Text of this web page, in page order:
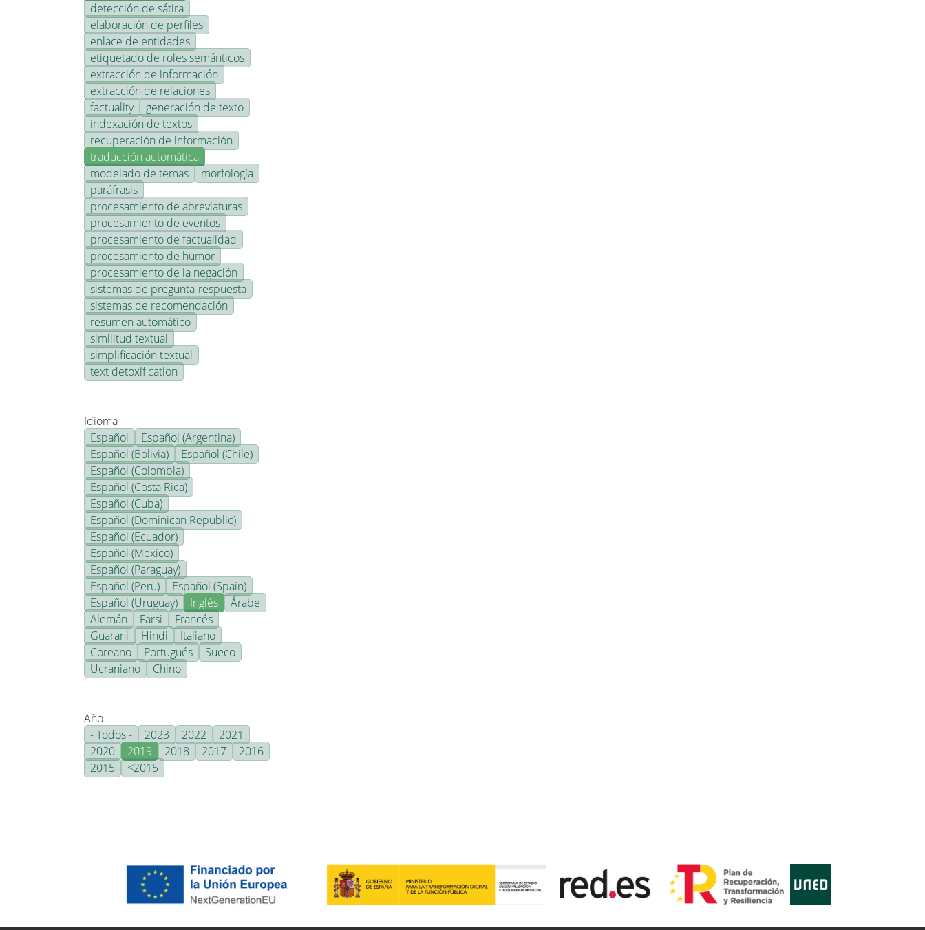
detección de sátira
elaboración de perfiles
enlace de entidades
etiquetado de roles semánticos
extracción de información
extracción de relaciones
factuality
generación de texto
indexación de textos
recuperación de información
traducción automática
modelado de temas
morfología
paráfrasis
procesamiento de abreviaturas
procesamiento de eventos
procesamiento de factualidad
procesamiento de humor
procesamiento de la negación
sistemas de pregunta-respuesta
sistemas de recomendación
resumen automático
similitud textual
simplificación textual
text detoxification
Idioma
Español
Español (Argentina)
Español (Bolivia)
Español (Chile)
Español (Colombia)
Español (Costa Rica)
Español (Cuba)
Español (Dominican Republic)
Español (Ecuador)
Español (Mexico)
Español (Paraguay)
Español (Peru)
Español (Spain)
Español (Uruguay)
Inglés
Árabe
Alemán
Farsi
Francés
Guarani
Hindi
Italiano
Coreano
Portugués
Sueco
Ucraniano
Chino
Año
- Todos -
2023 2022
2021
2020
2019 2018 2017
2016
2015
<2015